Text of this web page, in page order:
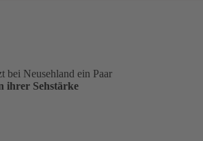
bei Neusehland ein Paar
ihrer Sehstärke